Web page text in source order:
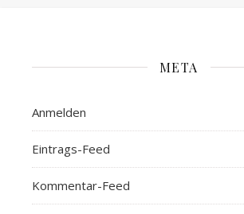
META
Anmelden
Eintrags-Feed
Kommentar-Feed